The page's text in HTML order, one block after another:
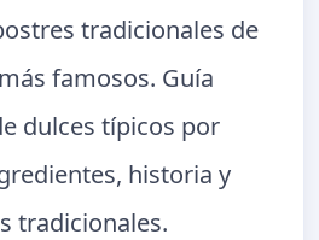
tradicionales de
famosos. Guía
dulces típicos por
historia y
tradicionales.